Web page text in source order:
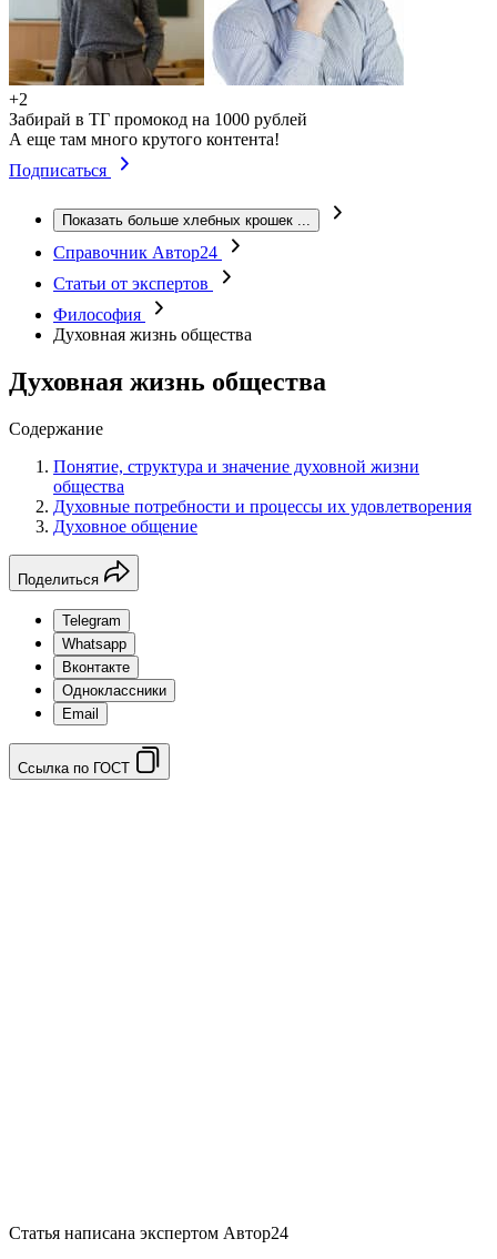
+2
Забирай в ТГ промокод на 1000 рублей
А еще там много крутого контента!
Подписаться
Показать больше хлебных крошек ...
Справочник Автор24
Статьи от экспертов
Философия
Духовная жизнь общества
Духовная жизнь общества
Содержание
Понятие, структура и значение духовной жизни
общества
Духовные потребности и процессы их удовлетворения
Духовное общение
Поделиться
Telegram
Whatsapp
Вконтакте
Одноклассники
Email
Ссылка по ГОСТ
Статья написана экспертом Автор24